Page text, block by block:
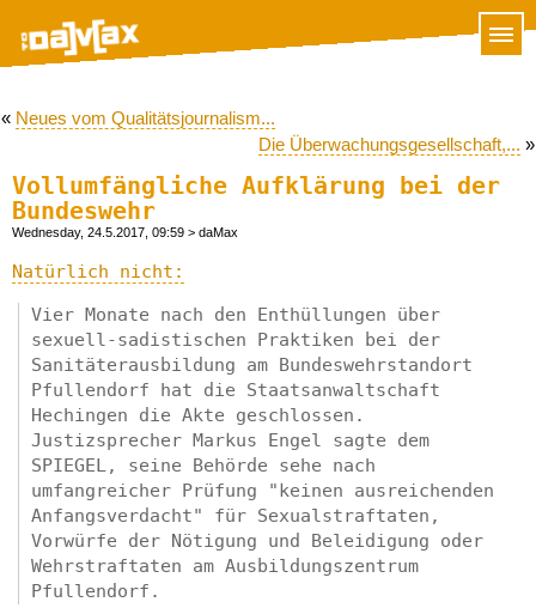
« Neues vom Qualitätsjournalism...
Die Überwachungsgesellschaft,... »
Vollumfängliche Aufklärung bei der
Bundeswehr
Wednesday, 24.5.2017, 09:59 > daMax
Natürlich nicht:
Vier Monate nach den Enthüllungen über
sexuell-sadistischen Praktiken bei der
Sanitäterausbildung am Bundeswehrstandort
Pfullendorf hat die Staatsanwaltschaft
Hechingen die Akte geschlossen.
Justizsprecher Markus Engel sagte dem
SPIEGEL, seine Behörde sehe nach
umfangreicher Prüfung "keinen ausreichenden
Anfangsverdacht" für Sexualstraftaten,
Vorwürfe der Nötigung und Beleidigung oder
Wehrstraftaten am Ausbildungszentrum
Pfullendorf.